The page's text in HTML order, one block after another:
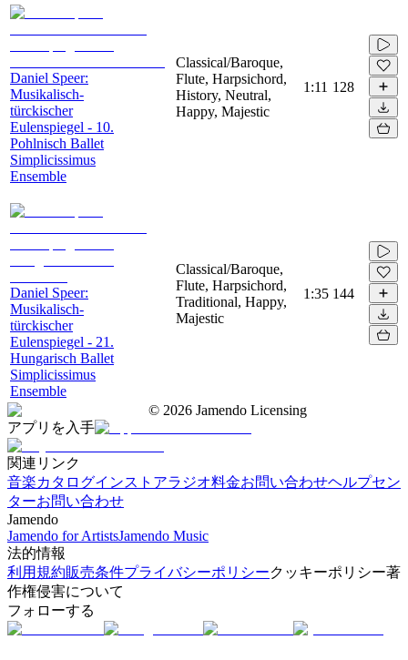
Daniel Speer:
Musikalisch-
türckischer
Eulenspiegel - 10.
Pohlnisch Ballet
Simplicissimus
Ensemble
Classical/Baroque,
Flute, Harpsichord,
History, Neutral,
Happy, Majestic
1:11 128
Daniel Speer:
Musikalisch-
türckischer
Eulenspiegel - 21.
Hungarisch Ballet
Simplicissimus
Ensemble
Classical/Baroque,
Flute, Harpsichord,
Traditional, Happy,
Majestic
1:35 144
© 2026 Jamendo Licensing
アプリを入手
関連リンク
音楽カタログインストアラジオ料金お問い合わせヘルプセン
ターお問い合わせ
Jamendo
Jamendo for ArtistsJamendo Music
法的情報
利用規約販売条件プライバシーポリシークッキーポリシー著
作権侵害について
フォローする